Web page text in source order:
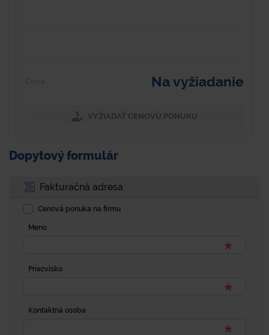
Na vyžiadanie
VYŽIADAŤ CENOVÚ PONUKU
Dopytový formulár
Fakturačná adresa
Cenová ponuka na firmu
Meno
Priezvisko
Kontaktná osoba